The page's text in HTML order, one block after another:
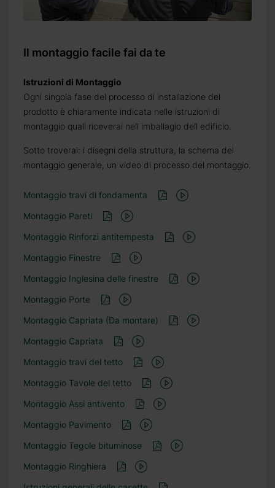
Il montaggio facile fai da te
Istruzioni di Montaggio
Ogni singola fase del processo di installazione del
prodotto è chiaramente indicata nelle istruzioni di
montaggio quali riceverai nell imballagio dell edificio.
Sotto troverai: i disegni della struttura, la schema del
montaggio generale, un video di processo del montaggio.
Montaggio travi di fondamenta
Montaggio Pareti
Montaggio Rinforzi antitempesta
Montaggio Finestre
Montaggio Inglesina delle finestre
Montaggio Porte
Montaggio Capriata (Da montare)
Montaggio Capriata
Montaggio travi del tetto
Montaggio Tavole del tetto
Montaggio Assi antivento
Montaggio Pavimento
Montaggio Tegole bituminose
Montaggio Ringhiera